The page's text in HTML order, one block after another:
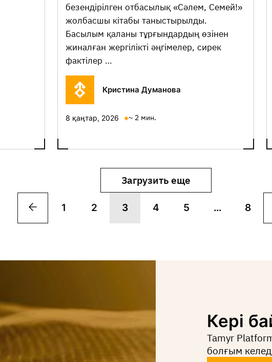
безендірілген отбасылық «Сәлем, Семей!»
жолбасшы кітабы таныстырылды.
Басылым қаланы тұрғындардың өзінен
жиналған жергілікті әңгімелер, сирек
фактілер …
Кристина Думанова
8 қаңтар, 2026 ~ 2 мин.
Загрузить еще
1 2 3 4 5 … 8
Кері
Tamyr
болғым